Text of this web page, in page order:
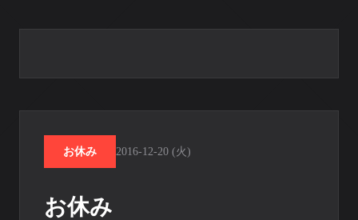
お休み 2016-12-20 (火)
お休み